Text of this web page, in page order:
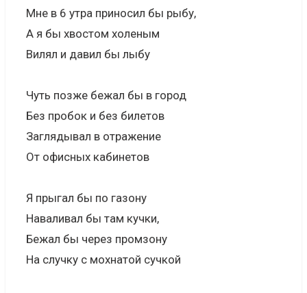
Мне в 6 утра приносил бы рыбу,
А я бы хвостом холеным
Вилял и давил бы лыбу
Чуть позже бежал бы в город
Без пробок и без билетов
Заглядывал в отражение
От офисных кабинетов
Я прыгал бы по газону
Наваливал бы там кучки,
Бежал бы через промзону
На случку с мохнатой сучкой